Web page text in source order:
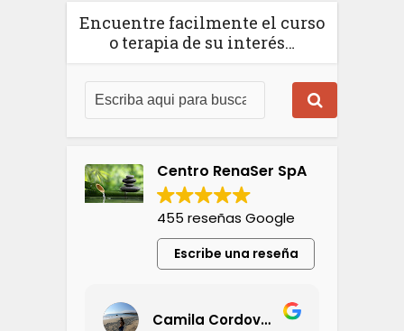
Encuentre facilmente el curso
o terapia de su interés…
Centro RenaSer SpA
455 reseñas Google
Escribe una reseña
Camila Cordovez Olivares